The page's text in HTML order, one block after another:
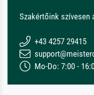
Szakértőink szívesen
+43 4257 29415
Mo-Do: 7:00 -